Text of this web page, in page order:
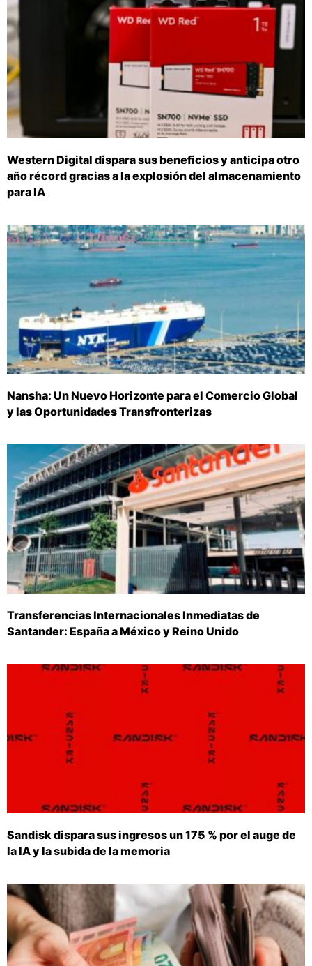
Western Digital dispara sus beneficios y anticipa otro
año récord gracias a la explosión del almacenamiento
para IA
Nansha: Un Nuevo Horizonte para el Comercio Global
y las Oportunidades Transfronterizas
Transferencias Internacionales Inmediatas de
Santander: España a México y Reino Unido
Sandisk dispara sus ingresos un 175 % por el auge de
la IA y la subida de la memoria